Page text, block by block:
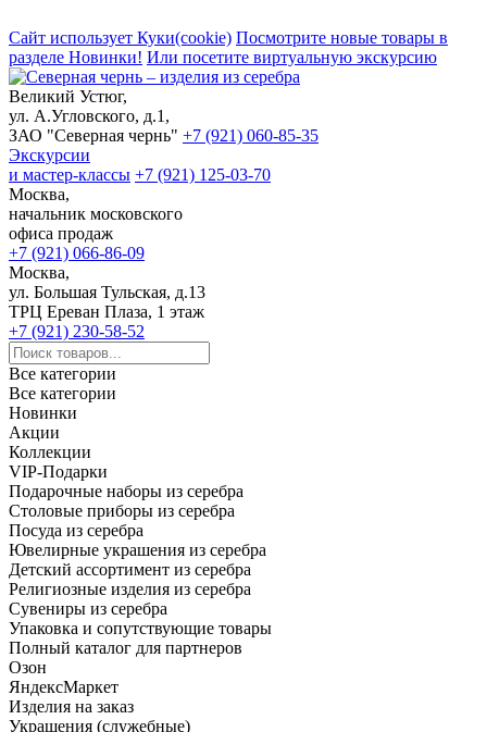
Сайт использует Куки(cookie) Посмотрите новые товары в
разделе Новинки! Или посетите виртуальную экскурсию
Великий Устюг,
ул. А.Угловского, д.1,
ЗАО "Северная чернь" +7 (921) 060-85-35
Экскурсии
и мастер-классы +7 (921) 125-03-70
Москва,
начальник московского
офиса продаж
+7 (921) 066-86-09
Москва,
ул. Большая Тульская, д.13
ТРЦ Ереван Плаза, 1 этаж
+7 (921) 230-58-52
Все категории
Все категории
Новинки
Акции
Коллекции
VIP-Подарки
Подарочные наборы из серебра
Столовые приборы из серебра
Посуда из серебра
Ювелирные украшения из серебра
Детский ассортимент из серебра
Религиозные изделия из серебра
Сувениры из серебра
Упаковка и сопутствующие товары
Полный каталог для партнеров
Озон
ЯндексМаркет
Изделия на заказ
Украшения (служебные)